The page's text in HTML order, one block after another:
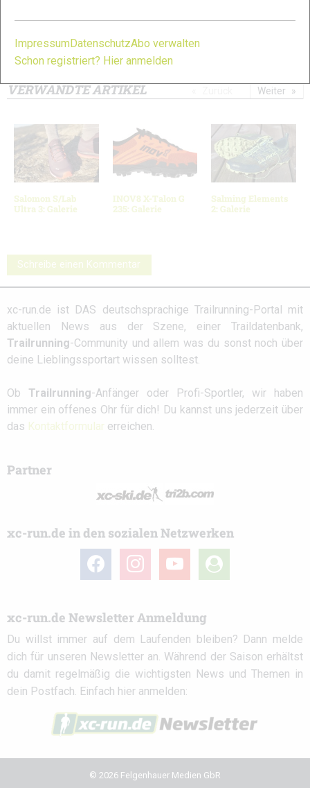
15
© Bilder 1 - 16: Felgenhauer;
VERWANDTE ARTIKEL
Salomon S/Lab
Ultra 3: Galerie
INOV8 X-Talon G
235: Galerie
Salming Elements
2: Galerie
Weiter
Schreibe einen Kommentar
xc-run.de ist DAS deutschsprachige Trailrunning-Portal mit
aktuellen News aus der Szene, einer Traildatenbank,
Trailrunning-Community und allem was du sonst noch über
deine Lieblingssportart wissen solltest.
Ob Trailrunning-Anfänger oder Profi-Sportler, wir haben
immer ein offenes Ohr für dich! Du kannst uns jederzeit über
das Kontaktformular erreichen.
Partner
xc-run.de in den sozialen Netzwerken
facebook instagramyoutube
user-
circle
xc-run.de Newsletter Anmeldung
Du willst immer auf dem Laufenden bleiben? Dann melde
dich für unseren Newsletter an. Während der Saison erhältst
du damit regelmäßig die wichtigsten News und Themen in
dein Postfach. Einfach hier anmelden:
© 2026 Felgenhauer Medien GbR
ImpressumDatenschutzAbo verwalten
Schon registriert? Hier anmelden